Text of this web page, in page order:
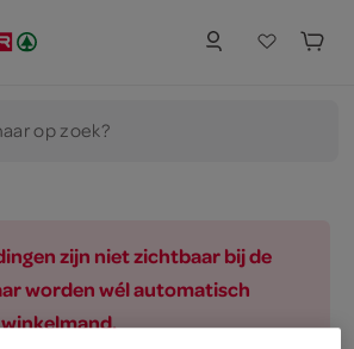
op zoek?
zijn niet zichtbaar bij de
worden wél automatisch